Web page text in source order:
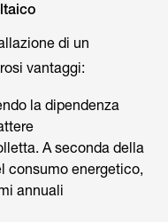
di un
vantaggi:
la dipendenza
A seconda della
consumo energetico,
annuali